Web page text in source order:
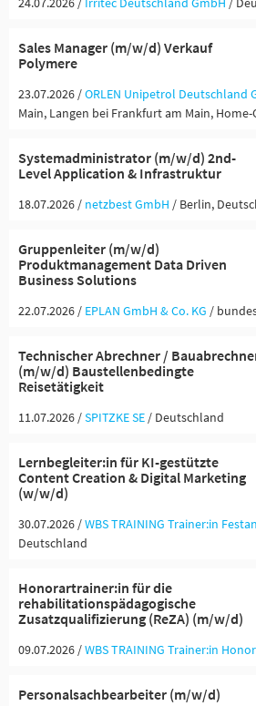
Sales Manager (m/w/d) Verkauf
Polymere
23.07.2026 /ORLEN Unipetrol Deutschland
Main, Langen bei Frankfurt am Main,
Systemadministrator (m/w/d) 2nd-
Level Application & Infrastruktur
18.07.2026 / netzbest GmbH / Berlin,
Gruppenleiter (m/w/d)
Produktmanagement Data Driven
Business Solutions
22.07.2026 / EPLAN GmbH & Co. KG /
Technischer Abrechner /
(m/w/d) Baustellenbedingte
Reisetätigkeit
11.07.2026 /SPITZKE SE / Deutschland
Lernbegleiter:in für KI-gestützte
Content Creation & Digital Marketing
(w/w/d)
30.07.2026 /WBS TRAINING Trainer:in
Deutschland
Honorartrainer:in für die
rehabilitationspädagogische
Zusatzqualifizierung (ReZA) (m/w/d)
09.07.2026 /WBS TRAINING Trainer:in
Personalsachbearbeiter (m/w/d)